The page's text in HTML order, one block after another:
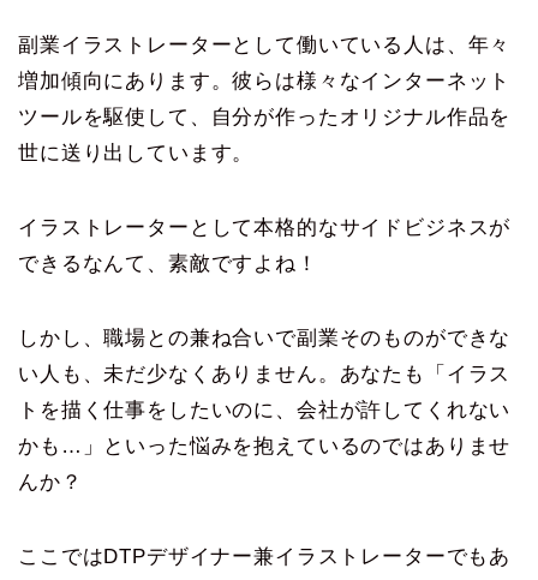
副業イラストレーターとして働いている人は、年々
増加傾向にあります。彼らは様々なインターネット
ツールを駆使して、自分が作ったオリジナル作品を
世に送り出しています。
イラストレーターとして本格的なサイドビジネスが
できるなんて、素敵ですよね！
しかし、職場との兼ね合いで副業そのものができな
い人も、未だ少なくありません。あなたも「イラス
トを描く仕事をしたいのに、会社が許してくれない
かも…」といった悩みを抱えているのではありませ
んか？
ここではDTPデザイナー兼イラストレーターでもあ